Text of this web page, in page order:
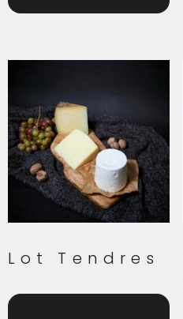
Lot Tendres